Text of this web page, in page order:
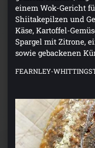
einem Wok-Gericht
Shiitakepilzen und
Käse, Kartoffel-
Spargel mit Zitrone,
sowie gebackenen
FEARNLEY-